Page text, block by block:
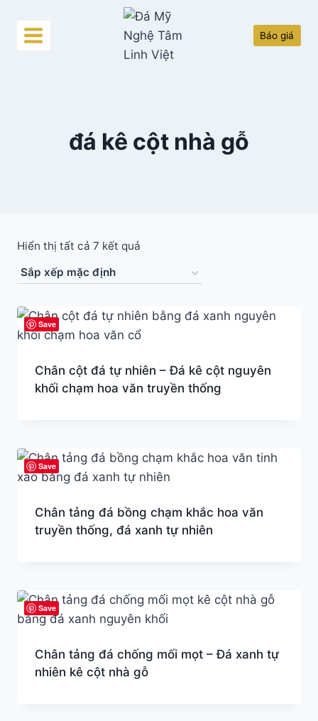
content
Báo giá
đá kê cột nhà gỗ
Hiển thị tất cả 7 kết quả
Save
Chân cột đá tự nhiên – Đá kê cột nguyên
khối chạm hoa văn truyền thống
Save
Chân tảng đá bồng chạm khắc hoa văn
truyền thống, đá xanh tự nhiên
Save
Chân tảng đá chống mối mọt – Đá xanh tự
nhiên kê cột nhà gỗ